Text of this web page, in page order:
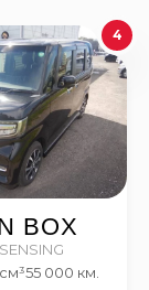
4
BOX
55 000 км.